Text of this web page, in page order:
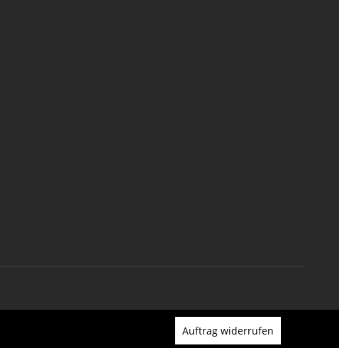
Auftrag widerrufen